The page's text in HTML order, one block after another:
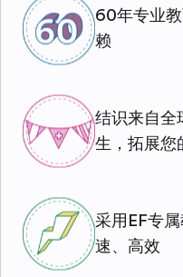
60年专业
赖
结识来自全
生，拓展您
采用EF专
速、高效